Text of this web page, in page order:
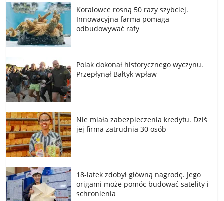
Koralowce rosną 50 razy szybciej.
Innowacyjna farma pomaga
odbudowywać rafy
Polak dokonał historycznego wyczynu.
Przepłynął Bałtyk wpław
Nie miała zabezpieczenia kredytu. Dziś
jej firma zatrudnia 30 osób
18-latek zdobył główną nagrodę. Jego
origami może pomóc budować satelity i
schronienia